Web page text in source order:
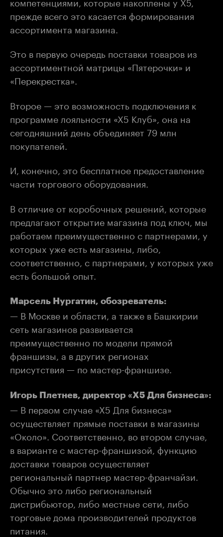
прежде всего это касается формирования
ассортимента магазина.
Это в первую очередь поставки товаров из
ассортиментной матрицы «Пятерочки» и
«Перекрестка».
Второе — это возможность подключения к
программе лояльности «Х5 Клуб», она на
сегодняшний день объединяет 79 млн
покупателей.
И, конечно, это бесплатное предоставление
части торгового оборудования.
В отличие от коробочных решений, которые
предлагают открытие магазина под ключ, мы
работаем преимущественно с партнерами, у
которых уже есть магазины, либо,
соответственно, с партнерами, у которых уже
есть большой опыт.
Марсель Нургатин, обозреватель:
— В Москве и области, а также в Башкирии
сеть магазинов развивается
преимущественно по модели прямой
франшизы, а в других регионах
присутствия — по мастер-франшизе.
Игорь Плетнев, директор «X5 Для бизнеса»:
— В первом случае «Х5 Для бизнеса»
осуществляет прямые поставки в магазины
«Около». Соответственно, во втором случае,
в варианте с мастер-франшизой, функцию
доставки товаров осуществляет
региональный партнер мастер-франчайзи.
Обычно это либо региональный
дистрибьютор, либо местные сети, либо
торговые дома производителей продуктов
питания.